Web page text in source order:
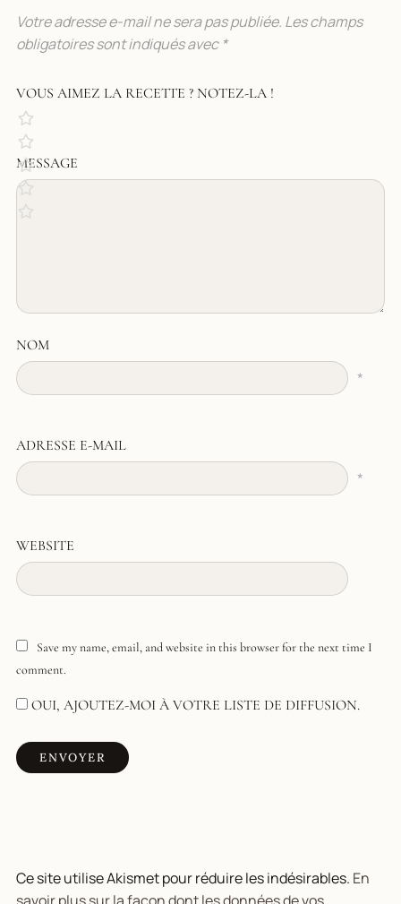
Votre adresse e-mail ne sera pas publiée. Les champs
obligatoires sont indiqués avec *
VOUS AIMEZ LA RECETTE ? NOTEZ-LA !
MESSAGE
NOM
*
ADRESSE E-MAIL
*
WEBSITE
Save my name, email, and website in this browser for the next time I
comment.
OUI, AJOUTEZ-MOI À VOTRE LISTE DE DIFFUSION.
Ce site utilise Akismet pour réduire les indésirables. En